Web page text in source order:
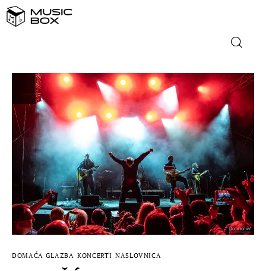
NASLOVNICA
DOMAĆA GLAZBA
STRANA GLAZBA
FILM
MUSIC BOX
DOMAĆA GLAZBA KONCERTI NASLOVNICA